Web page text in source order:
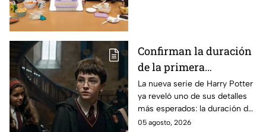
Confirman la duración
de la primera
temporada de Harry
Potter y emocionará a
los fans de los libros
La nueva serie de Harry Potter
ya reveló uno de sus detalles
más esperados: la duración de
la primera temporada basada
05 agosto, 2026